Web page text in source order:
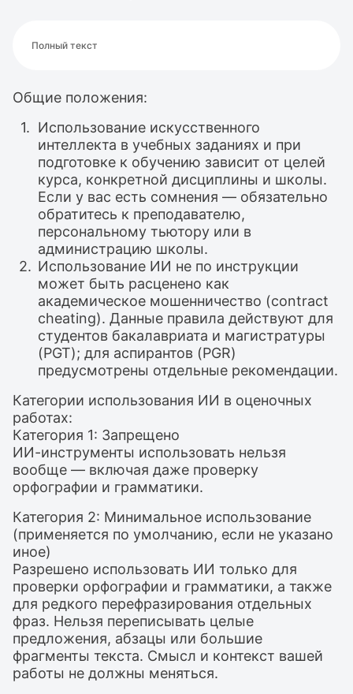
Общие положения:
Использование искусственного
интеллекта в учебных заданиях и при
подготовке к обучению зависит от целей
курса, конкретной дисциплины и школы.
Если у вас есть сомнения — обязательно
обратитесь к преподавателю,
персональному тьютору или в
администрацию школы.
Использование ИИ не по инструкции
может быть расценено как
академическое мошенничество (contract
cheating). Данные правила действуют для
студентов бакалавриата и магистратуры
(PGT); для аспирантов (PGR)
предусмотрены отдельные рекомендации.
Категории использования ИИ в оценочных
работах:
Категория 1: Запрещено
ИИ-инструменты использовать нельзя
вообще — включая даже проверку
орфографии и грамматики.
Категория 2: Минимальное использование
(применяется по умолчанию, если не указано
иное)
Разрешено использовать ИИ только для
проверки орфографии и грамматики, а также
для редкого перефразирования отдельных
фраз. Нельзя переписывать целые
предложения, абзацы или большие
фрагменты текста. Смысл и контекст вашей
работы не должны меняться.
Полный текст